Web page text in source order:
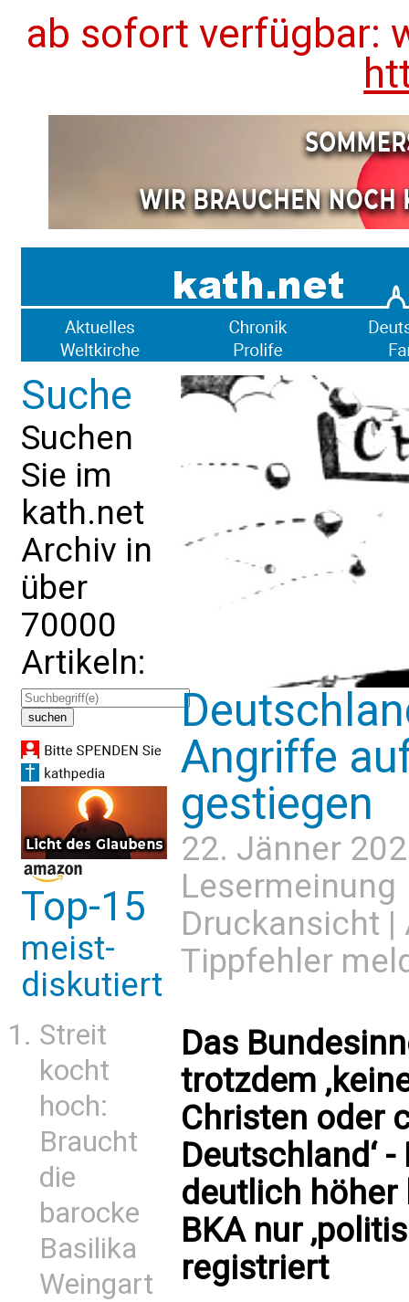
ab sofort verfügbar:
Suche
Suchen
Sie im
kath.net
Archiv in
über
70000
Artikeln:
Top-15
meist-
diskutiert
Streit
kocht
hoch:
Braucht
die
barocke
Basilika
Weingart
Angriffe
gestiegen
22. Jänner
Lesermeinung
Druckansicht |
Tippfehler
Das
trotzdem
Christen oder
Deutschland‘
deutlich höher
BKA nur
registriert